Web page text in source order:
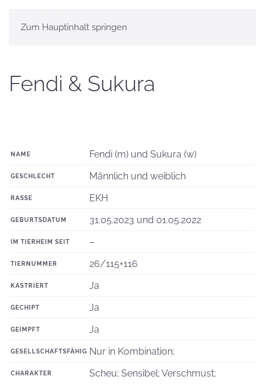
Zum Hauptinhalt springen
Fendi & Sukura
NAME Fendi (m) und Sukura (w)
GESCHLECHT Männlich und weiblich
RASSE EKH
GEBURTSDATUM 31.05.2023 und 01.05.2022
IM TIERHEIM SEIT –
TIERNUMMER 26/115+116
KASTRIERT Ja
GECHIPT Ja
GEIMPFT Ja
GESELLSCHAFTSFÄHIG Nur in Kombination;
CHARAKTER
Scheu; Sensibel; Verschmust;